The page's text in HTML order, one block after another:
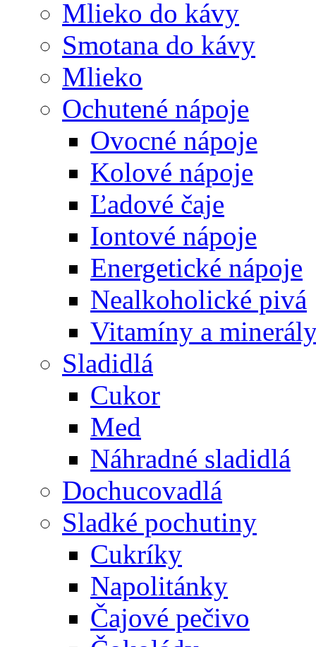
Mlieko do kávy
Smotana do kávy
Mlieko
Ochutené nápoje
Ovocné nápoje
Kolové nápoje
Ľadové čaje
Iontové nápoje
Energetické nápoje
Nealkoholické pivá
Vitamíny a
Sladidlá
Cukor
Med
Náhradné sladidlá
Dochucovadlá
Sladké pochutiny
Cukríky
Napolitánky
Čajové pečivo